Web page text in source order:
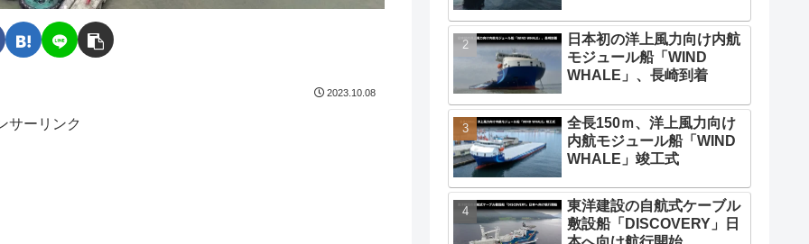
2023.10.08
サーリンク
日本初の洋上風力向け内航
モジュール船「WIND
WHALE」、長崎到着
全長150ｍ、洋上風力向け
内航モジュール船「WIND
WHALE」竣工式
東洋建設の自航式ケーブル
敷設船「DISCOVERY」日